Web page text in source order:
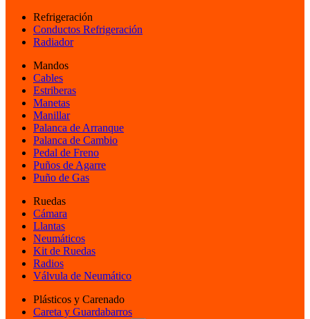
Refrigeración
Conductos Refrigeración
Radiador
Mandos
Cables
Estriberas
Manetas
Manillar
Palanca de Arranque
Palanca de Cambio
Pedal de Freno
Puños de Agarre
Puño de Gas
Ruedas
Cámara
Llantas
Neumáticos
Kit de Ruedas
Radios
Válvula de Neumático
Plásticos y Carenado
Careta y Guardabarros